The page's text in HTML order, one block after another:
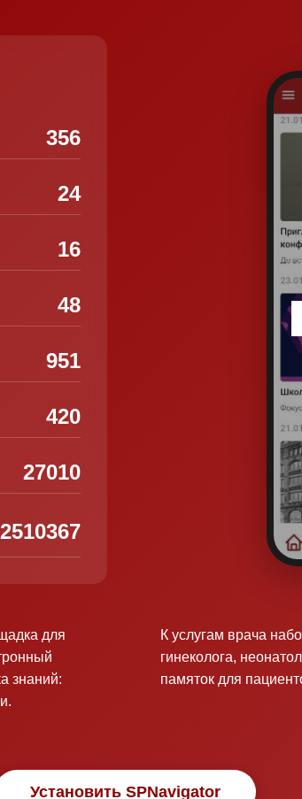
356
24
16
48
951
420
27010
2510367
для
знаний:
К услугам врача
гинеколога,
памяток для
Установить SPNavigator